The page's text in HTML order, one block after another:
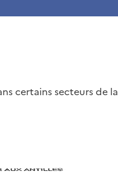
certains secteurs de la